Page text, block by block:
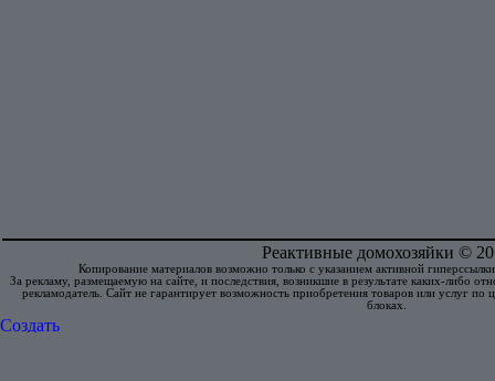
Реактивные домохозяйки ©
Копирование материалов возможно только с указанием активной
За рекламу, размещаемую на cайте, и последствия, возникшие в результате каких-либо
рекламодатель. Сайт не гарантирует возможность приобретения товаров или услуг
блоках.